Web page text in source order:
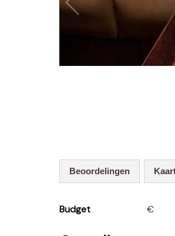
Beoordelingen
Budget €